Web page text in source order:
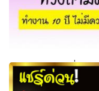
ครูธุรการ สพฐ ยื่นหนั
มั่นคงในอาชีพ